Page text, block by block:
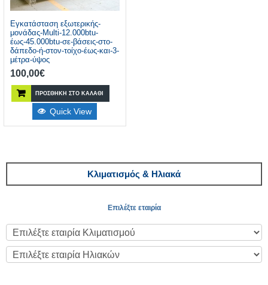
Εγκατάσταση εξωτερικής-
μονάδας-Multi-12.000btu-
έως-45.000btu-σε-βάσεις-στο-
δάπεδο-ή-στον-τοίχο-έως-και-3-
μέτρα-ύψος
100,00€
ΠΡΟΣΘΉΚΗ ΣΤΟ ΚΑΛΆΘΙ
Quick View
Κλιματισμός & Ηλιακά
Επιλέξτε εταιρία